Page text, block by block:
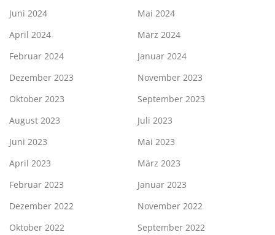
Juni 2024
Mai 2024
April 2024
März 2024
Februar 2024
Januar 2024
Dezember 2023
November 2023
Oktober 2023
September 2023
August 2023
Juli 2023
Juni 2023
Mai 2023
April 2023
März 2023
Februar 2023
Januar 2023
Dezember 2022
November 2022
Oktober 2022
September 2022